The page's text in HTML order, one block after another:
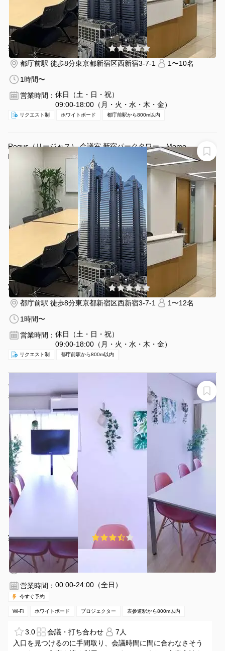
¥12210 〜 ¥12210 /時間
都庁前駅 徒歩8分東京都新宿区西新宿3-7-1
1〜10名
1時間〜
営業時間： 休日（土・日・祝）
09:00-18:00（月・火・水・木・金）
リクエスト制 ホワイトボード 都庁前駅から800m以内
Regus（リージャス） 会議室 新宿パークタワー Momo
Regus 会議室 新宿パークタワー
¥17270 〜 ¥17270 /時間
都庁前駅 徒歩8分東京都新宿区西新宿3-7-1
1〜12名
1時間〜
営業時間： 休日（土・日・祝）
09:00-18:00（月・火・水・木・金）
リクエスト制 都庁前駅から800m以内
✨NEWOPEN✨表参道徒歩8分 | 骨董通り沿いのおしゃれ
なナチュラル空間🌿高速Wifi🛜/備品All無料🆓ビズガーデ
ビズガーデン南青山
¥880 〜 ¥1540
(3件)
表参道駅 徒歩8分東京都港区南青山6-3-13
1〜10名
1時間〜
営業時間： 00:00-24:00（全日）
今すぐ予約
Wi-Fi ホワイトボード プロジェクター 表参道駅から800m以内
3.0 会議・打ち合わせ
7人
入口を見つけるのに手間取り、会議時間に間に合わなさそう